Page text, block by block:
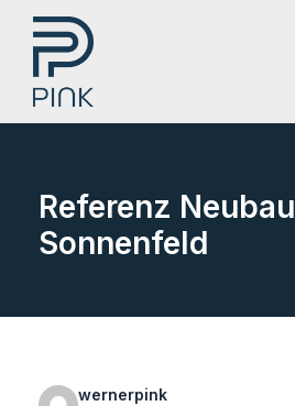
Referenz Neubau
Sonnenfeld
wernerpink